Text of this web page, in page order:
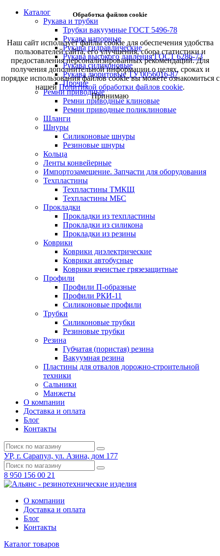
Каталог
Рукава и трубки
Трубки вакуумные ГОСТ 5496-78
Рукава напорные
Рукава гидравлические
Рукава высокого давления ГОСТ 6286-73
Рукава силиконовые
Рукава дюритовые ТУ 0056016-87
Прочие
Ремни приводные
Ремни приводные клиновые
Ремни приводные поликлиновые
Шланги
Шнуры
Силиконовые шнуры
Резиновые шнуры
Кольца
Ленты конвейерные
Импортозамещение. Запчасти для оборудования
Техпластины
Техпластины ТМКЩ
Техпластины МБС
Прокладки
Прокладки из техпластины
Прокладки из силикона
Прокладки из резины
Коврики
Коврики диэлектрические
Коврики автобусные
Коврики ячеистые грязезащитные
Профили
Профили П-образные
Профили РКИ-11
Силиконовые профили
Трубки
Силиконовые трубки
Резиновые трубки
Резина
Губчатая (пористая) резина
Вакуумная резина
Пластины для отвалов дорожно-строительной
техники
Сальники
Манжеты
О компании
Доставка и оплата
Блог
Контакты
УР, г. Сарапул, ул. Азина, дом 177
8 950 156 00 21
О компании
Доставка и оплата
Блог
Контакты
Каталог товаров
Обработка файлов cookie
Наш сайт использует файлы cookie для обеспечения удобства
пользователей сайта, его улучшения, сбора статистики и
предоставления персонализированных рекомендаций. Для
получения дополнительной информации о целях, сроках и
порядке использования файлов cookie вы можете ознакомиться с
нашейПолитикой обработки файлов cookie.
Принимаю